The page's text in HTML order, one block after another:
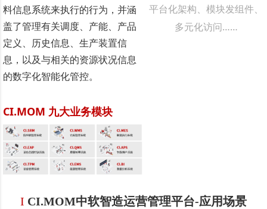
平台化架构、模块发组件、
多元化访问……
料信息系统来执行的行为，并涵
盖了管理有关调度、产能、产品
定义、历史信息、生产装置信
息，以及与相关的资源状况信息
的数字化智能化管控。
CI.MOM 九大业务模块
I CI.MOM中软智造运营管理平台-应用场景